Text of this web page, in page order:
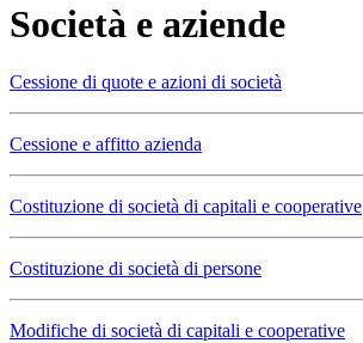
Società e aziende
Cessione di quote e azioni di società
Cessione e affitto azienda
Costituzione di società di capitali e cooperative
Costituzione di società di persone
Modifiche di società di capitali e cooperative